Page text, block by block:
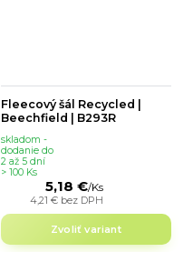
Fleecový šál Recycled |
Beechfield | B293R
5,18 €/Ks
4,21 € bez DPH
skladom -
dodanie do
2 až 5 dní
> 100 Ks
Zvoliť variant